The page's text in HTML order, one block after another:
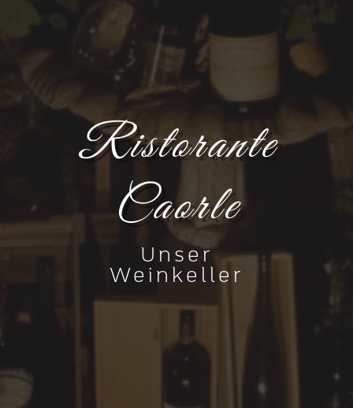
Ristorante
Caorle
Unser
Weinkeller